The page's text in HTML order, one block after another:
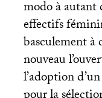
modo à autant
effectifs
basculement
nouveau
l’adoption